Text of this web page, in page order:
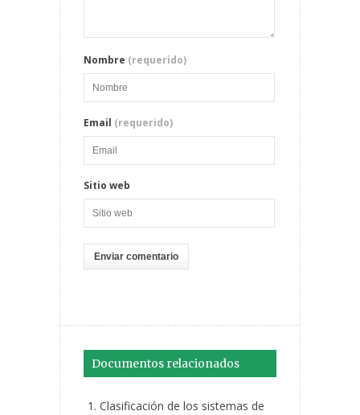
Nombre (requerido)
Email (requerido)
Sitio web
Documentos relacionados
Clasificación de los sistemas de